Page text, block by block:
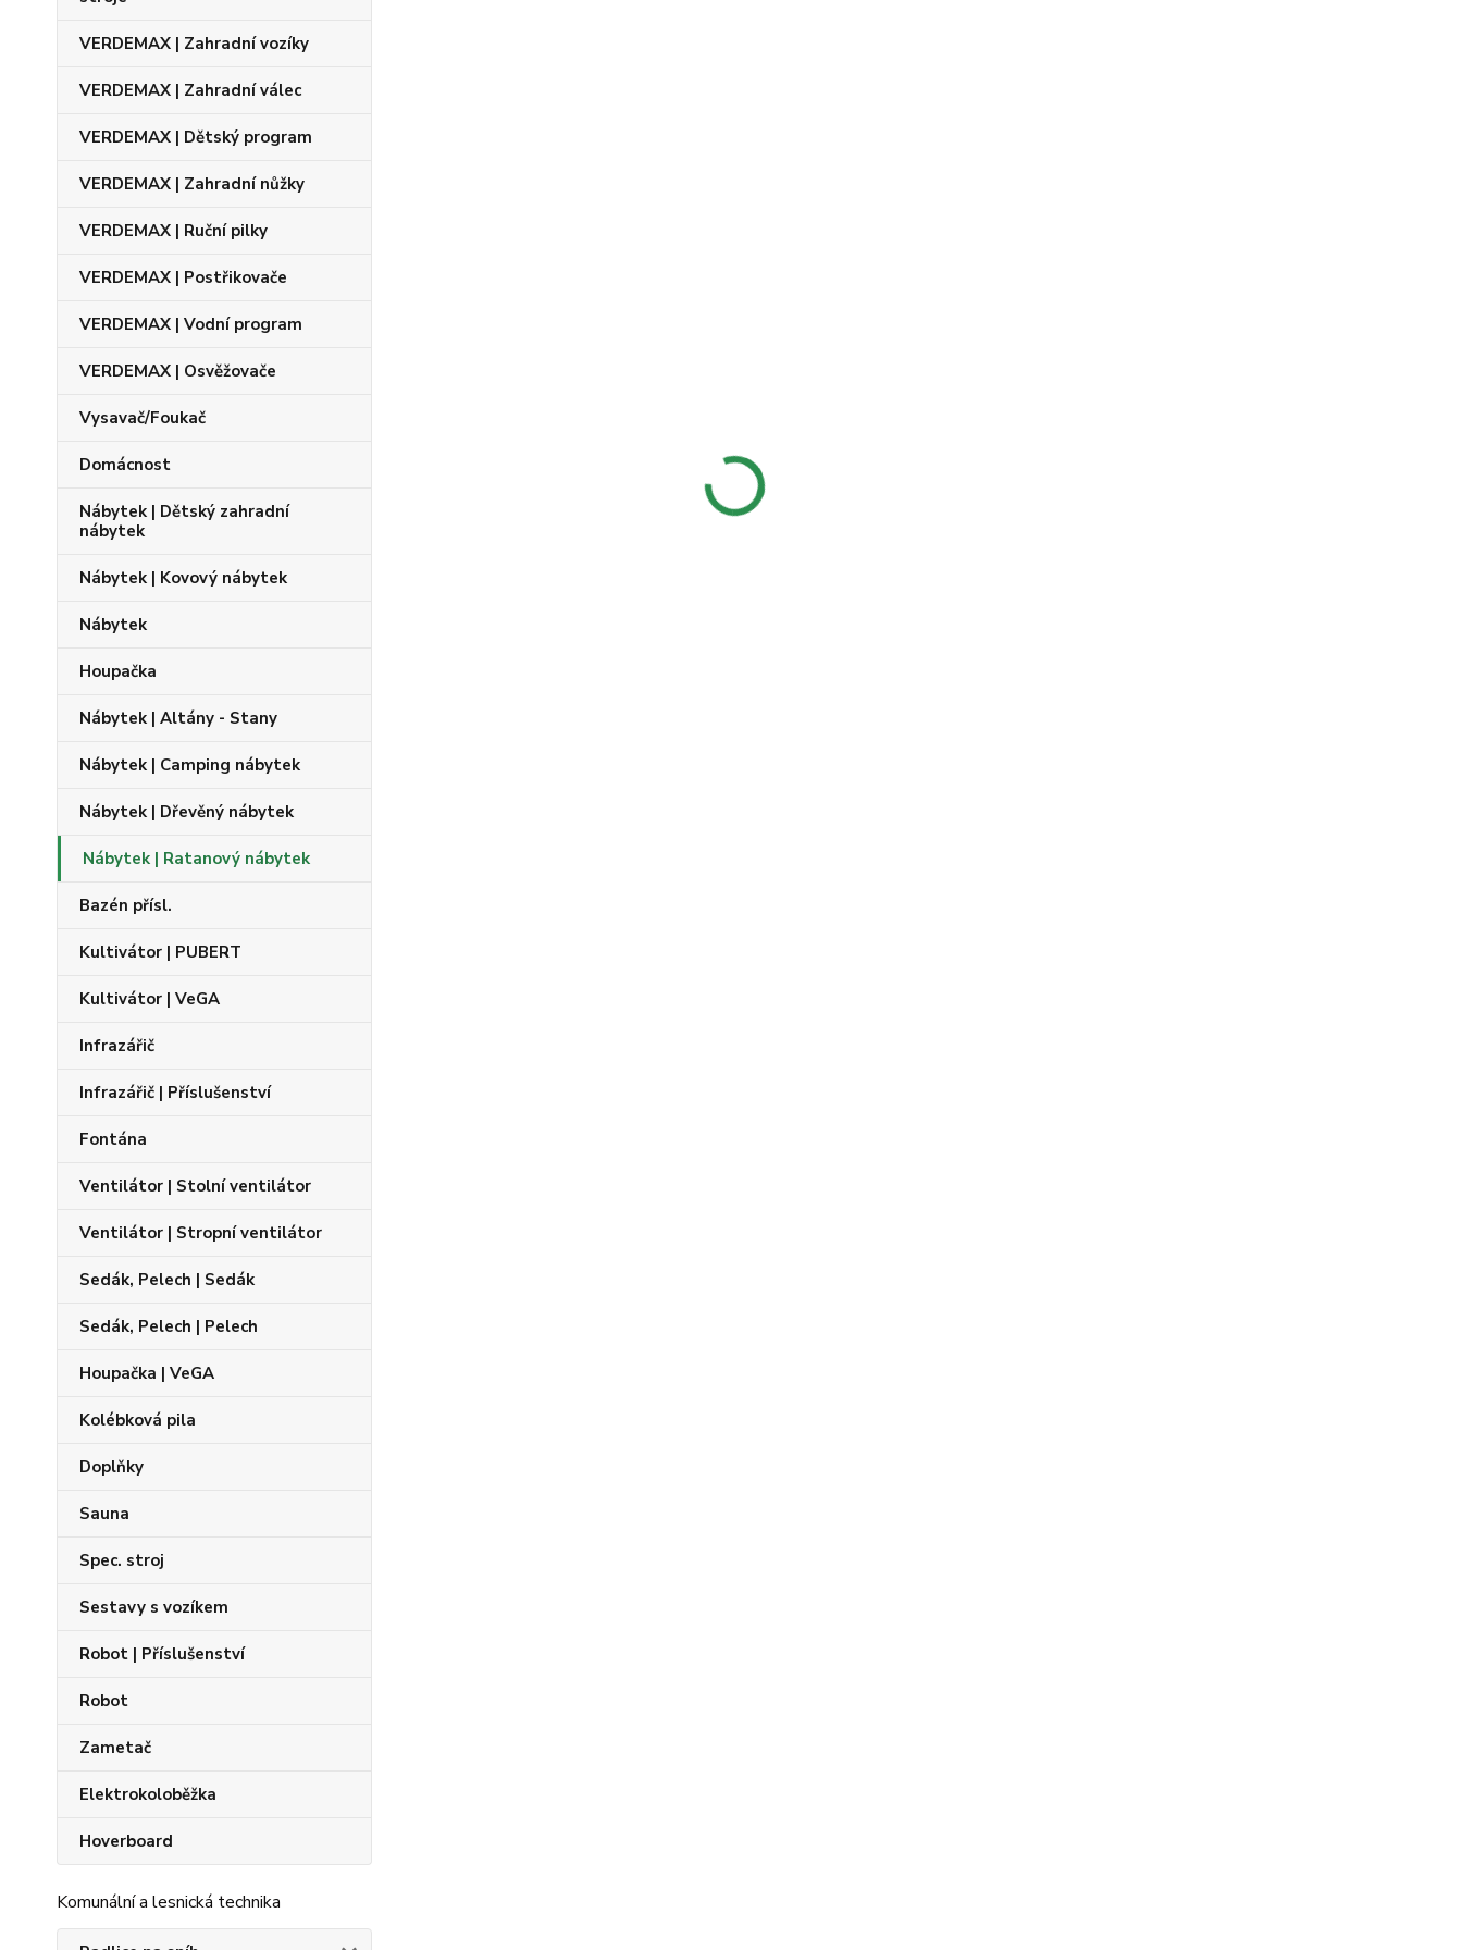
VERDEMAX | Zahradní vozíky
VERDEMAX | Zahradní válec
VERDEMAX | Dětský program
VERDEMAX | Zahradní nůžky
VERDEMAX | Ruční pilky
VERDEMAX | Postřikovače
VERDEMAX | Vodní program
VERDEMAX | Osvěžovače
Vysavač/Foukač
Domácnost
Nábytek | Dětský zahradní
nábytek
Nábytek | Kovový nábytek
Nábytek
Houpačka
Nábytek | Altány - Stany
Nábytek | Camping nábytek
Nábytek | Dřevěný nábytek
Nábytek | Ratanový nábytek
Bazén přísl.
Kultivátor | PUBERT
Kultivátor | VeGA
Infrazářič
Infrazářič | Příslušenství
Fontána
Ventilátor | Stolní ventilátor
Ventilátor | Stropní ventilátor
Sedák, Pelech | Sedák
Sedák, Pelech | Pelech
Houpačka | VeGA
Kolébková pila
Doplňky
Sauna
Spec. stroj
Sestavy s vozíkem
Robot | Příslušenství
Robot
Zametač
Elektrokoloběžka
Hoverboard
Komunální a lesnická technika